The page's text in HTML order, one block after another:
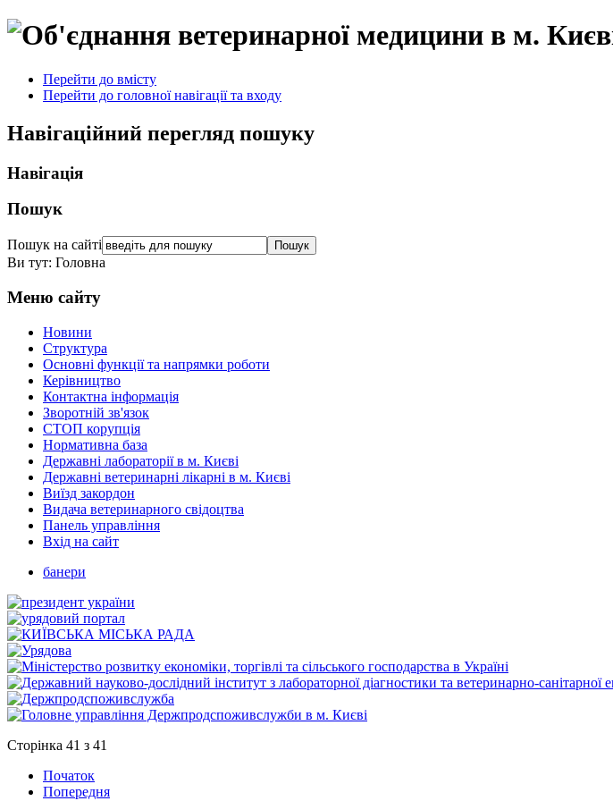
Перейти до вмісту
Перейти до головної навігації та входу
Навігаційний перегляд пошуку
Навігація
Пошук
Пошук на сайті
Ви тут: Головна
Меню сайту
Новини
Структура
Основні функції та напрямки роботи
Керівництво
Контактна інформація
Зворотній зв'язок
СТОП корупція
Нормативна база
Державні лабораторії в м. Києві
Державні ветеринарні лікарні в м. Києві
Виїзд закордон
Видача ветеринарного свідоцтва
Панель управління
Вхід на сайт
банери
Сторінка 41 з 41
Початок
Попередня